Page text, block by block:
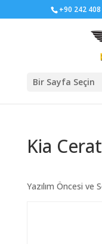
+90 242
Bir Sayfa Seçin
Kia
Yazılım Öncesi ve